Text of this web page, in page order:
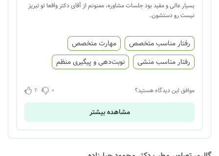
بسیار عالی و مفید بود جلسات مشاوره، ممنونم از آقای دکتر واقعا تو تبریز
نیست رو دستشون.
رفتار مناسب متخصص
مهارت متخصص
رفتار مناسب منشی
نوبت‌دهی و پیگیری منظم
موافق این دیدگاه هستید؟ 0
4
مشاهده بیشتر